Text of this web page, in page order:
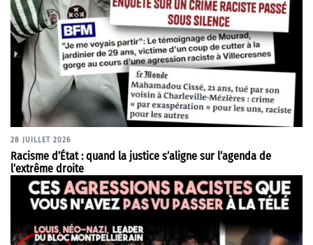
28 JUILLET 2026
Racisme d’État : quand la justice s’aligne sur l’agenda de
l’extrême droite